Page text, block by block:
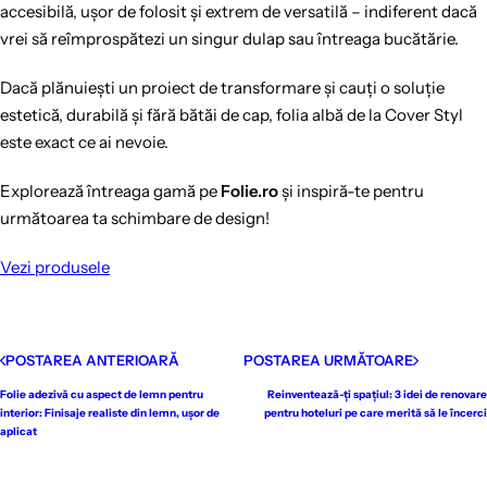
accesibilă, ușor de folosit și extrem de versatilă – indiferent dacă
vrei să reîmprospătezi un singur dulap sau întreaga bucătărie.
Dacă plănuiești un proiect de transformare și cauți o soluție
estetică, durabilă și fără bătăi de cap, folia albă de la Cover Styl
este exact ce ai nevoie.
Explorează întreaga gamă pe Folie.roși inspiră-te pentru
următoarea ta schimbare de design!
Vezi produsele
POSTAREA ANTERIOARĂ
Folie adezivă cu aspect de lemn pentru
interior: Finisaje realiste din lemn, ușor de
aplicat
POSTAREA URMĂTOARE
Reinventează-ți spațiul: 3 idei de renovare
pentru hoteluri pe care merită să le încerci